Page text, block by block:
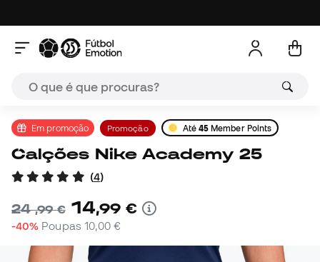
Em promoção Promoção Até 45 Member Points
Calções Nike Academy 25
(4)
24,99 € 14,99 €
-40% Poupas 10,00 €